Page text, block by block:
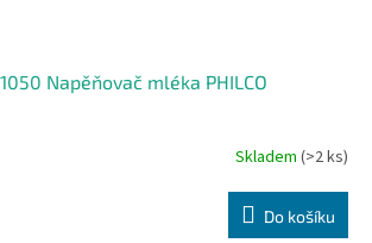
Napěňovač mléka PHILCO
Skladem (>2 ks)
Do košíku